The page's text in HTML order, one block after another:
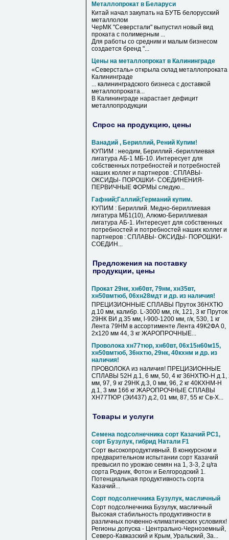
Металлопрокат в Беларуси
Китай начал закупать на БУТБ белорусский
металлолом
ЧерМК "Северстали" выпустил новый вид
проката с полимерным ...
Для работы со средним и малым бизнесом
создается бренд "...
Цены на металлопрокат в Калининграде
«Северсталь» открыла склад металлопроката
Калининграде
... калининградского бизнеса с доставкой
металлопроката...
В Калининграде нарастает дефицит
металлопродукции
Спрос на продукцию, цены
Ванадий , Бериллий, Рений Купим!
КУПИМ : неодим, Бериллий.-бериллиевая
лигатура АБ-1 МБ-10. Интересует для
собственных потребностей и потребностей
наших коллег и партнеров : СПЛАВЫ-
ОКСИДЫ- ПОРОШКИ- СОЕДИНЕНИЯ-
ПЕРВИЧНЫЕ ФОРМЫ следую...
Гафний;Галлий;Германий купим.
КУПИМ : Бериллий. Медно-бериллиевая
лигатура МБ1(10), Алюмо-Бериллиевая
лигатура АБ-1. Интересует для собственных
потребностей и потребностей наших коллег и
партнеров : СПЛАВЫ- ОКСИДЫ- ПОРОШКИ-
СОЕДИН...
Предложения на поставку
продукции, цены
Прокат 29нк, хн60вт, 79нм, хн35вт,
хн50вмтюб, 06хн28мдт и др. из наличия!
ПРЕЦИЗИОННЫЕ СПЛАВЫ Пруток 36НХТЮ
д.10 мм, калибр. L-3000 мм, г/к, 121, 3 кг Пруток
29НК ВИ д.35 мм, l-900-1200 мм, г/к, 530, 1 кг
Лента 79НМ в ассортименте Лента 49К2ФА 0,
2х120 мм 44, 3 кг ЖАРОПРОЧНЫЕ...
Проволока хн77тюр, хн60вт, 06х15н60м15,
хн50вмтюб, 36нхтю, 29нк, 40кхнм и др. из
наличия!
ПРОВОЛОКА из наличия! ПРЕЦИЗИОННЫЕ
СПЛАВЫ 52Н д.1, 6 мм, 50, 4 кг 36НХТЮ-Н д.1,
мм, 97, 9 кг 29НК д.3, 0 мм, 96, 2 кг 40КХНМ-Н
д.1, 3 мм 166 кг ЖАРОПРОЧНЫЕ СПЛАВЫ
ХН77ТЮР (ЭИ437) д.2, 01 мм, 87, 55 кг Св-Х...
Товары и услуги
Семена подсолнечника сорт Казачий РС1,
сорт Бузулук, гибрид Натали F1
Сорт высокопродуктивный. В конкурсном и
предварительном испытании сорт Казачий
превысил по урожаю семян на 1, 3-3, 2 ц/га
сорта Родник, Фотон и Белгородский 1.
Потенциальная продуктивность сорта
Казачий...
Сорт подсолнечника Бузулук, масличный
Сорт подсолнечника Бузулук, масличный
Высокая стабильность продуктивности в
различных почвенно-климатических условиях!
Регионы допуска - Центрально-Черноземный,
Северо-Кавказский и Крым, Уральский, За...